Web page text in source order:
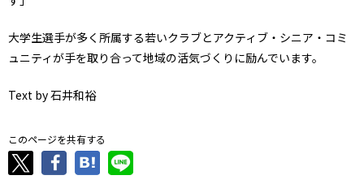
大学生選手が多く所属する若いクラブとアクティブ・シニア・コミ
ュニティが手を取り合って地域の活気づくりに励んでいます。
Text by 石井和裕
このページを共有する